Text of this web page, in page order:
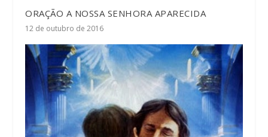
ORAÇÃO A NOSSA SENHORA APARECIDA
12 de outubro de 2016